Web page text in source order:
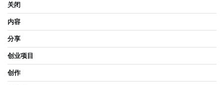
关闭
内容
分享
创业项目
创作